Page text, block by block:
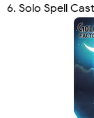
6. Solo Spell